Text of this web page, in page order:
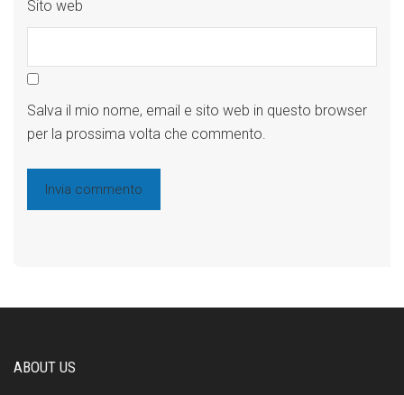
Sito web
Salva il mio nome, email e sito web in questo browser
per la prossima volta che commento.
ABOUT US